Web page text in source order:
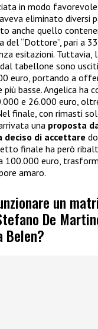
in modo
eliminato diversi
anche quello
del “Dottore”, pari a
esitazioni. Tuttavia,
tabellone sono
euro, portando a
basse. Angelica ha
e 26.000 euro,
finale, con rimasti
una proposta
deciso di accettare
finale ha però
100.000 euro,
amaro.
un
De